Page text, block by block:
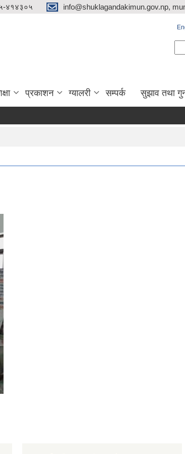
४१४३०५ info@shuklagandakimun.gov.np,
प्रकाशन ग्यालरी सम्पर्क सुझाव तथा